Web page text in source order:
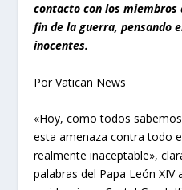
contacto con los miembros
fin de la guerra, pensando
inocentes.
Por Vatican News
«Hoy, como todos
esta amenaza contra todo
realmente inaceptable»,
palabras del Papa León XIV